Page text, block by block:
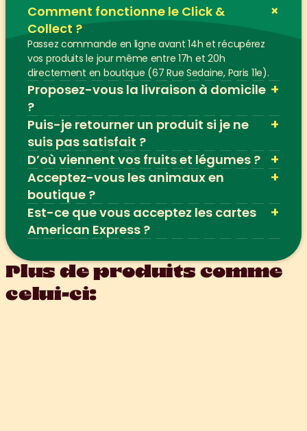
Comment fonctionne le Click &
Collect ?
+
Passez commande en ligne avant 14h et récupérez
vos produits le jour même entre 17h et 20h
directement en boutique (67 Rue Sedaine, Paris 11e).
Proposez-vous la livraison à domicile
?
+
Puis-je retourner un produit si je ne
suis pas satisfait ?
+
D’où viennent vos fruits et légumes ? +
Acceptez-vous les animaux en
boutique ?
+
Est-ce que vous acceptez les cartes
American Express ?
+
Plus de produits comme
celui-ci: